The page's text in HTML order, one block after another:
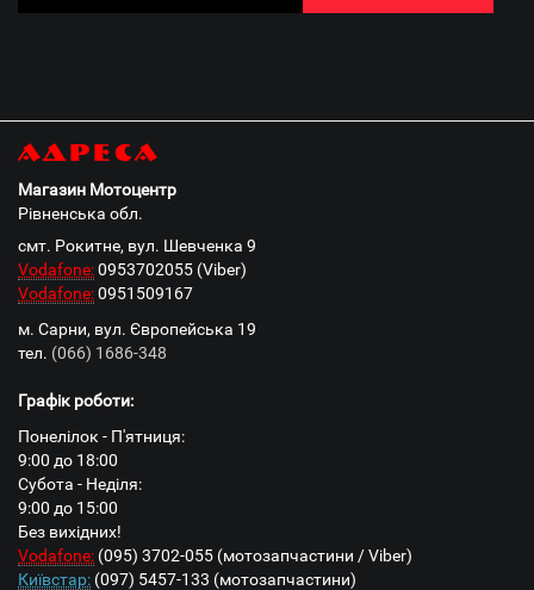
Адреса
Магазин Мотоцентр
Рівненська обл.
смт. Рокитне, вул. Шевченка 9
Vodafone:0953702055 (Viber)
Vodafone:0951509167
м. Сарни, вул. Європейська 19
тел. (066) 1686-348
Графік роботи:
Понелілок - П'ятниця:
9:00 до 18:00
Субота - Неділя:
9:00 до 15:00
Без вихідних!
Vodafone: (095) 3702-055 (мотозапчастини / Viber)
Київстар: (097) 5457-133 (мотозапчастини)